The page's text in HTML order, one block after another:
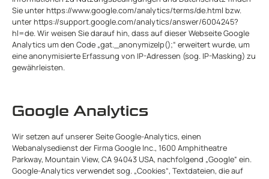
Sie unterhttps://www.google.com/analytics/terms/de.html bzw.
unterhttps://support.google.com/analytics/answer/6004245?
hl=de. Wir weisen Sie darauf hin, dass auf dieser Webseite Google
Analytics um den Code „gat._anonymizeIp();“ erweitert wurde, um
eine anonymisierte Erfassung von IP-Adressen (sog. IP-Masking) zu
gewährleisten.
Google Analytics
Wir setzen auf unserer Seite Google-Analytics, einen
Webanalysedienst der Firma Google Inc., 1600 Amphitheatre
Parkway, Mountain View, CA 94043 USA, nachfolgend „Google“ ein.
Google-Analytics verwendet sog. „Cookies“, Textdateien, die auf